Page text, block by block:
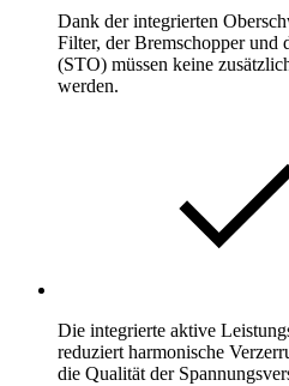
Dank der integrierten
Filter, der Bremschopper und
(STO) müssen keine
werden.
Die integrierte aktive
reduziert harmonische
die Qualität der